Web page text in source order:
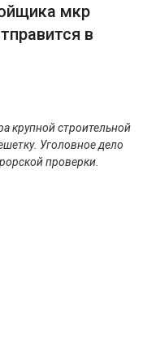
мкр
в
крупной строительной
Уголовное дело
проверки.